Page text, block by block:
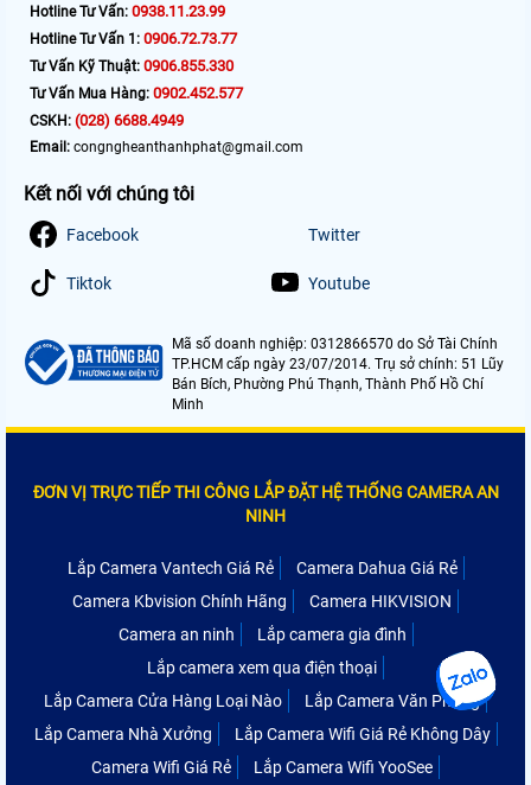
Hotline Tư Vấn: 0938.11.23.99
Hotline Tư Vấn 1: 0906.72.73.77
Tư Vấn Kỹ Thuật: 0906.855.330
Tư Vấn Mua Hàng: 0902.452.577
CSKH: (028) 6688.4949
Email: congngheanthanhphat@gmail.com
Kết nối với chúng tôi
Facebook Twitter
Tiktok Youtube
Mã số doanh nghiệp: 0312866570 do Sở Tài Chính
TP.HCM cấp ngày 23/07/2014. Trụ sở chính: 51 Lũy
Bán Bích, Phường Phú Thạnh, Thành Phố Hồ Chí
Minh
ĐƠN VỊ TRỰC TIẾP THI CÔNG LẮP ĐẶT HỆ THỐNG CAMERA AN
NINH
Lắp Camera Vantech Giá Rẻ
Camera Dahua Giá Rẻ
Camera Kbvision Chính Hãng
Camera HIKVISION
Camera an ninh
Lắp camera gia đình
Lắp camera xem qua điện thoại
Lắp Camera Cửa Hàng Loại Nào
Lắp Camera Văn Phòng
Lắp Camera Nhà Xưởng
Lắp Camera Wifi Giá Rẻ Không Dây
Camera Wifi Giá Rẻ
Lắp Camera Wifi YooSee